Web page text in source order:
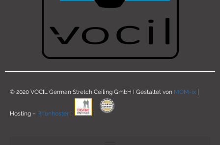
© 2020 VOCIL German Stretch Ceiling GmbH I Gestaltet von MOM-ix
Hosting – Rhönhoster | |